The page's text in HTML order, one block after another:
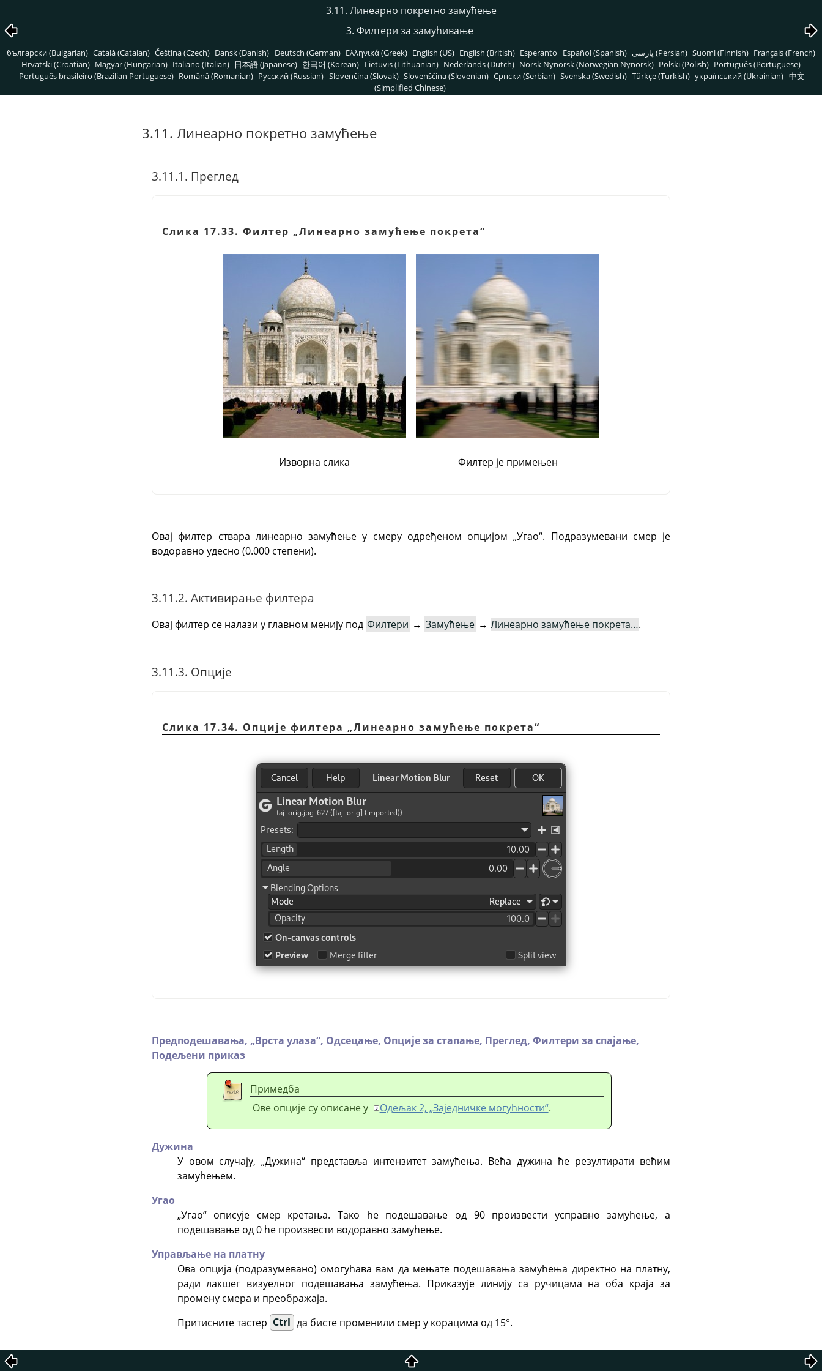
3.11. Линеарно покретно замућење
3. Филтери за замућивање
български (Bulgarian) Català (Catalan) Čeština (Czech) Dansk (Danish) Deutsch (German) Ελληνικά (Greek) English (US) English (British) Esperanto Español (Spanish) پارسی (Persian) Suomi (Finnish) Français (French)
Hrvatski (Croatian) Magyar (Hungarian) Italiano (Italian) 日本語 (Japanese) 한국어 (Korean) Lietuvis (Lithuanian) Nederlands (Dutch) Norsk Nynorsk (Norwegian Nynorsk) Polski (Polish) Português (Portuguese)
Português brasileiro (Brazilian Portuguese) Română (Romanian) Pусский (Russian) Slovenčina (Slovak) Slovenščina (Slovenian) Српски (Serbian) Svenska (Swedish) Türkçe (Turkish) український (Ukrainian) 中文
(Simplified Chinese)
3.11. Линеарно покретно замућење
3.11.1. Преглед
Слика 17.33. Филтер „Линеарно замућење покрета“
Изворна слика Филтер је примењен
Овај филтер ствара линеарно замућење у смеру одређеном опцијом„Угао“. Подразумевани смер је
водоравно удесно (0.000 степени).
3.11.2. Активирање филтера
Овај филтер се налази у главном менију под Филтери → Замућење → Линеарно замућење покрета….
3.11.3. Опције
Слика 17.34. Опције филтера „Линеарно замућење покрета“
Предподешавања, „Врста улаза“, Одсецање, Опције за стапање, Преглед, Филтери за спајање,
Подељени приказ
Примедба
Ове опције су описане у
Одељак 2, „Заједничке могућности“.
Дужина
У овом случају,„Дужина“ представља интензитет замућења. Већа дужина ће резултирати већим
замућењем.
Угао
„Угао“описује смер кретања. Тако ће подешавање од 90 произвести усправно замућење, а
подешавање од 0 ће произвести водоравно замућење.
Управљање на платну
Ова опција (подразумевано) омогућава вам да мењате подешавања замућења директно на платну,
ради лакшег визуелног подешавања замућења. Приказује линију са ручицама на оба краја за
промену смера и преображаја.
Притисните тастер Ctrl да бисте променили смер у корацима од 15°.